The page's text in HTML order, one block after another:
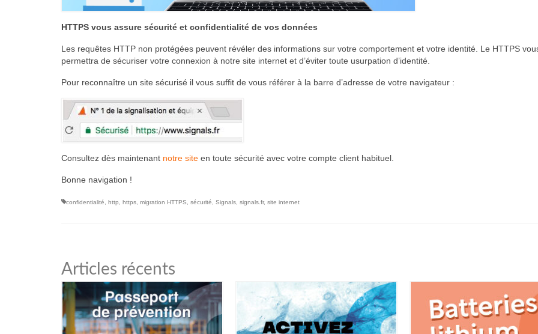
HTTPS vous assure sécurité et confidentialité de vos données
Les requêtes HTTP non protégées peuvent révéler des informations sur votre comportement et votre identité. Le HTTPS
permettra de sécuriser votre connexion à notre site internet et d’éviter toute usurpation d’identité.
Pour reconnaître un site sécurisé il vous suffit de vous référer à la barre d’adresse de votre navigateur :
Consultez dès maintenant notre site en toute sécurité avec votre compte client habituel.
Bonne navigation !
confidentialité http https migration HTTPS sécurité Signals signals.fr, site internet
Articles récents